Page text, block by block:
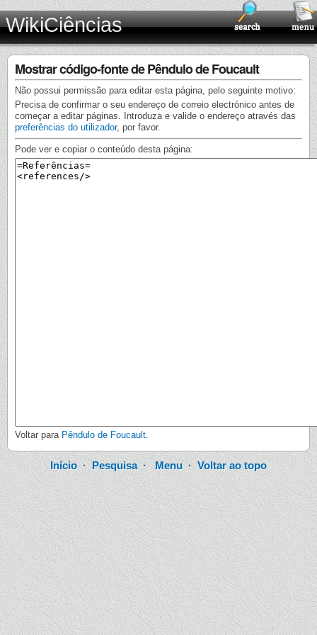
WikiCiências
Mostrar código-fonte de Pêndulo de Foucault
Não possui permissão para editar esta página, pelo seguinte motivo:
Precisa de confirmar o seu endereço de correio electrónico antes de
começar a editar páginas. Introduza e valide o endereço através das
preferências do utilizador, por favor.
Pode ver e copiar o conteúdo desta página:
Voltar para Pêndulo de Foucault.
Início·Pesquisa·Menu· Voltar ao topo